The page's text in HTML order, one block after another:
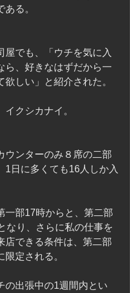
ある。
屋でも、「ウチを気に入
ら、好きなはずだから一
欲しい」と紹介された。
イクシカナイ。
ウンターのみ８席の二部
1日に多くても16人しか入
一部17時からと、第二部
なり、さらに私の仕事を
店できる条件は、第二部
限定される。
の出張中の1週間内とい